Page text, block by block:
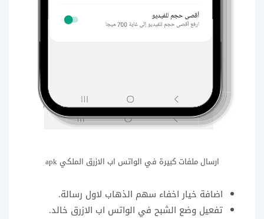
ارسال ملفات كبيرة في الواتس اب الازرق الملكي apk
اضافة خيار اخفاء سهم الذهاب لاول رسالة.
تفعيل وضع الشبح في الواتس اب الازرق خالد.